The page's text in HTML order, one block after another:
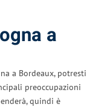
a
a Bordeaux, potresti
preoccupazioni
quindi è